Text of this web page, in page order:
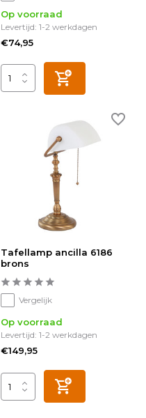
Op voorraad
Levertijd: 1-2 werkdagen
€74,95
Tafellamp ancilla 6186
brons
Vergelijk
Op voorraad
Levertijd: 1-2 werkdagen
€149,95